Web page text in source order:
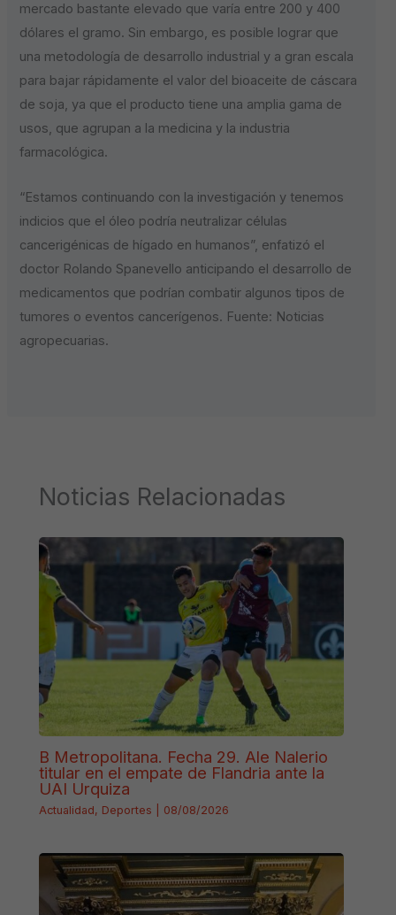
mercado bastante elevado que varía entre 200 y 400
dólares el gramo. Sin embargo, es posible lograr que
una metodología de desarrollo industrial y a gran escala
para bajar rápidamente el valor del bioaceite de cáscara
de soja, ya que el producto tiene una amplia gama de
usos, que agrupan a la medicina y la industria
farmacológica.
“Estamos continuando con la investigación y tenemos
indicios que el óleo podría neutralizar células
cancerigénicas de hígado en humanos”, enfatizó el
doctor Rolando Spanevello anticipando el desarrollo de
medicamentos que podrían combatir algunos tipos de
tumores o eventos cancerígenos. Fuente: Noticias
agropecuarias.
Noticias Relacionadas
B Metropolitana. Fecha 29. Ale Nalerio
titular en el empate de Flandria ante la
UAI Urquiza
Actualidad, Deportes 08/08/2026